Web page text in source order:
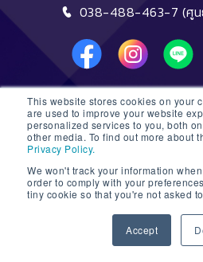
This website stores cookies on your
are used to improve your website
personalized services to you, both
other media. To find out more about
Privacy Policy.
We won't track your information
order to comply with your
tiny cookie so that you're not asked
Accept
038-488-463-7 (ศูน
DTC
FAQs
ติดต่อฝ่ายรับสมัครหลั
ติดต่อฝ่ายรับสมัครห
© 2026 Dusit Thani